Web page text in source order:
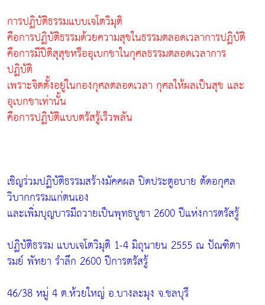
การปฏิบัติธรรมแบบเจโตวิมุติ
คือการปฏิบัติธรรมด้วยความสุขในธรรมตลอดเวลาการปฏิบัติ
คือการมีปีติสุสุขหรืออุเบกขาในกุศลธรรมตลอดเวลาการ
ปฏิบัติ
เพราะจิตตั้งอยู่ในกองกุศลตลอดเวลา กุศลให้ผลเป็นสุข และ
อุเบกขาเท่านั้น
คือการปฏิบัติแบบตรัสรู้เร็วพลัน
เชิญร่วมปฏิบัติธรรมสร้างมัคคผล ปิดประตูอบาย ตัดอกุศล
วิบากกรรมแก่ตนเอง
และเพิ่มบุญบารมีถวายเป็นพุทธบูชา 2600 ปีแห่งการตรัสรู้
ปฏิบัติธรรม แบบเจโตวิมุติ 1-4 มิถุนายน 2555 ณ ปัณฑิตา
รมย์ พัทยา รำลึก 2600 ปีการตรัสรู้
46/38 หมู่ 4 ต.ห้วยใหญ่ อ.บางละมุง จ.ชลบุรี